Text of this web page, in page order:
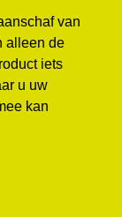
van
alleen de
iets
u uw
kan